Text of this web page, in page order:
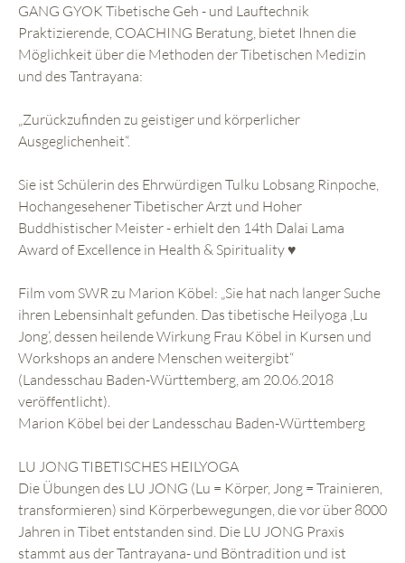
GANG GYOK Tibetische Geh - und Lauftechnik
Praktizierende, COACHING Beratung, bietet Ihnen die
Möglichkeit über die Methoden der Tibetischen Medizin
und des Tantrayana:
„Zurückzufinden zu geistiger und körperlicher
Ausgeglichenheit“.
Sie ist Schülerin des Ehrwürdigen Tulku Lobsang Rinpoche,
Hochangesehener Tibetischer Arzt und Hoher
Buddhistischer Meister - erhielt den 14th Dalai Lama
Award of Excellence in Health & Spirituality ♥️
Film vom SWR zu Marion Köbel: „Sie hat nach langer Suche
ihren Lebensinhalt gefunden. Das tibetische Heilyoga ‚Lu
Jong‘, dessen heilende Wirkung Frau Köbel in Kursen und
Workshops an andere Menschen weitergibt“
(Landesschau Baden-Württemberg, am 20.06.2018
veröffentlicht).
Marion Köbel bei der Landesschau Baden-Württemberg
LU JONG TIBETISCHES HEILYOGA
Die Übungen des LU JONG (Lu = Körper, Jong = Trainieren,
transformieren) sind Körperbewegungen, die vor über 8000
Jahren in Tibet entstanden sind. Die LU JONG Praxis
stammt aus der Tantrayana- und Böntradition und ist